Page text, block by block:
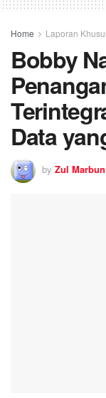
Home Laporan
Bobby
Data
by Zul Marbun